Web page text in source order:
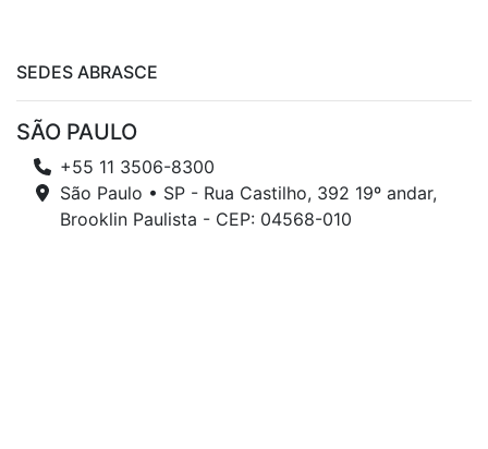
SEDES ABRASCE
SÃO PAULO
+55 11 3506-8300
São Paulo • SP - Rua Castilho, 392 19º andar,
Brooklin Paulista - CEP: 04568-010